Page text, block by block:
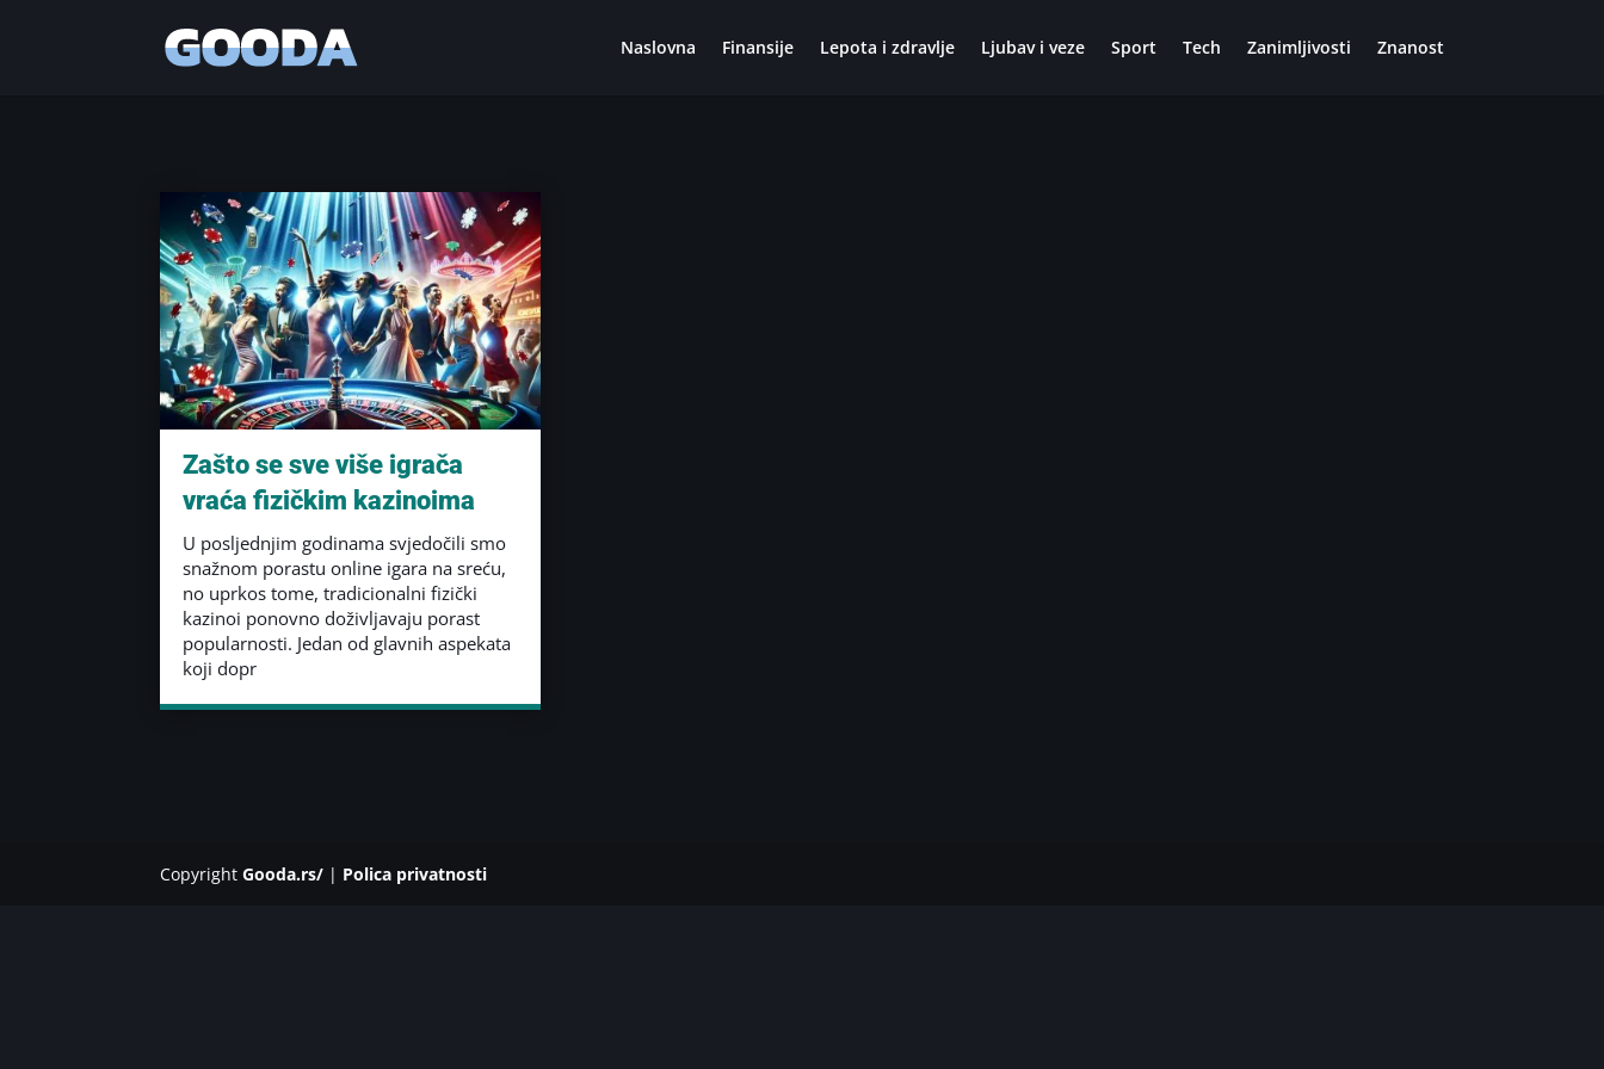
Naslovna Finansije Lepota i zdravlje Ljubav i veze Sport Tech Zanimljivosti Znanost
Zašto se sve više igrača
vraća fizičkim kazinoima
U posljednjim godinama svjedočili smo
snažnom porastu online igara na sreću,
no uprkos tome, tradicionalni fizički
kazinoi ponovno doživljavaju porast
popularnosti. Jedan od glavnih aspekata
koji dopr
CopyrightGooda.rs/ | Polica privatnosti